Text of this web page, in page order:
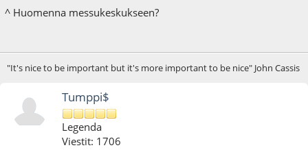
^ Huomenna messukeskukseen?
"It's nice to be important but it's more important to be nice" John Cassis
Tumppi$
Legenda
Viestit: 1706